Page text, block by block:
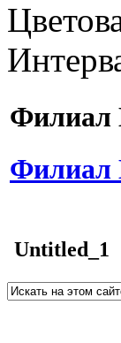
Филиал
Филиал
Untitled_1